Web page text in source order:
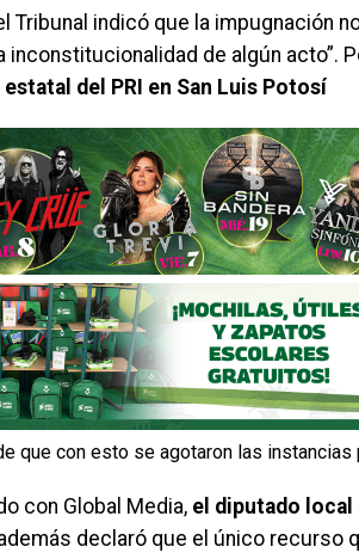
Tribunal indicó que la impugnación
inconstitucionalidad de algún acto”.
del PRI en San Luis Potosí
que con esto se agotaron las instancias
con Global Media, el diputado
declaró que el único recurso